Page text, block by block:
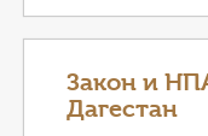
Закон и
Дагестан